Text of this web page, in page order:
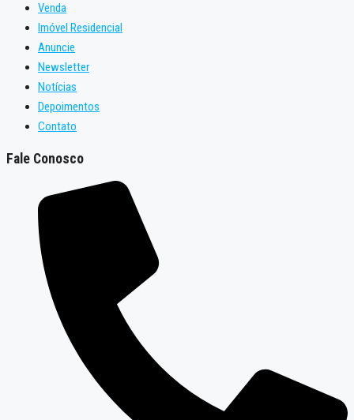
Venda
Imóvel Residencial
Anuncie
Newsletter
Notícias
Depoimentos
Contato
Fale Conosco